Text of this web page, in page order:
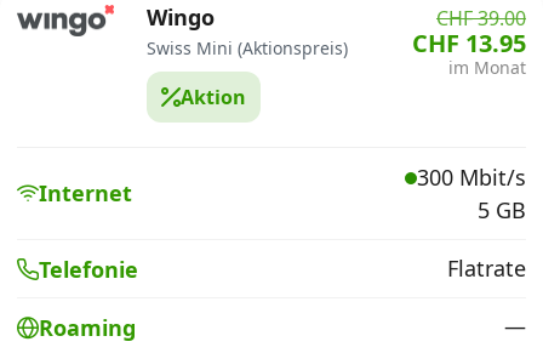
Mobilfunknetz Schweiz
Roaming-Tarife abfragen
Handy-Abo kündigen oder
Alle Mobile-Vergleiche
Wingo
Swiss Mini (Aktionspreis)
Aktion
CHF 39.00
CHF 13.95
im Monat
Internet
300 Mbit/s
5 GB
Telefonie Flatrate
Roaming —